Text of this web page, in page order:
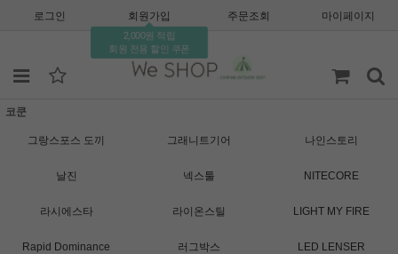
로그인 회원가입
2,000원 적립
회원 전용 할인 쿠폰
주문조회 마이페이지
코쿤
그랑스포스 도끼 그래니트기어 나인스토리
날진 넥스툴 NITECORE
라시에스타 라이온스틸 LIGHT MY FIRE
Rapid Dominance 러그박스 LED LENSER